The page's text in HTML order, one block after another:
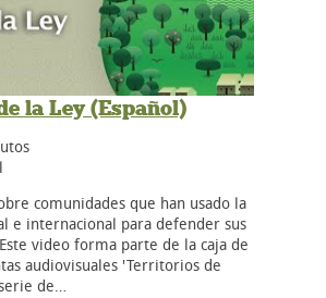
la Ley (Español)
duración:
comunidades que han usado la
e internacional para defender sus
video forma parte de la caja de
audiovisuales 'Territorios de
de…